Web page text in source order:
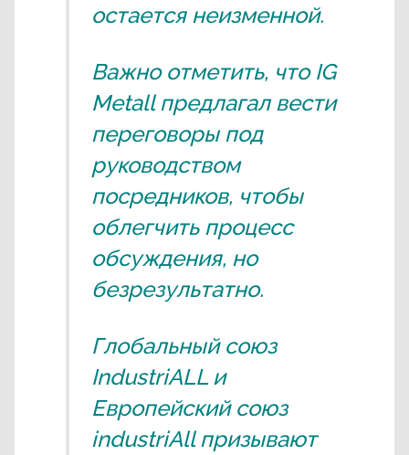
остается неизменной.
Важно отметить, что IG
Metall предлагал вести
переговоры под
руководством
посредников, чтобы
облегчить процесс
обсуждения, но
безрезультатно.
Глобальный союз
IndustriALL и
Европейский союз
industriAll призывают